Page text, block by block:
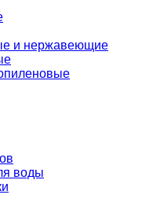
и нержавеющие
воды